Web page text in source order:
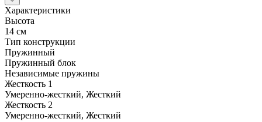
Характеристики
Высота
14 см
Тип конструкции
Пружинный
Пружинный блок
Независимые пружины
Жесткость 1
Умеренно-жесткий, Жесткий
Жесткость 2
Умеренно-жесткий, Жесткий